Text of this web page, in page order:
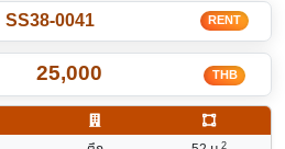
SS38-0041 RENT
25,000 THB
2